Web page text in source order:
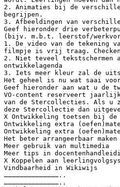
2. Animaties bij de
begrijpen.
3. Afbeeldingen van
Geef hieronder drie
(bijv. m.b.t. leerstof/
1. De video van de tekening
filmpje is vrij traag.
2. Niet teveel tekstschermen
ontwikkelagenda
3. Iets meer kleur zal de
Het geheel is nu wat saai
Geef hieronder aan wat u de
VO-content reserveert
van de Stercollecties. Als u
deze Stercollectie dan
X Ontwikkeling toetsen bij de
Ontwikkeling extra
Ontwikkeling extra
Het beter arrangeerbaar
Meer gebruik van multimedia
Meer tips in
X Koppelen aan
Vindbaarheid in Wikiwijs
……………………………………..
……………………………………..